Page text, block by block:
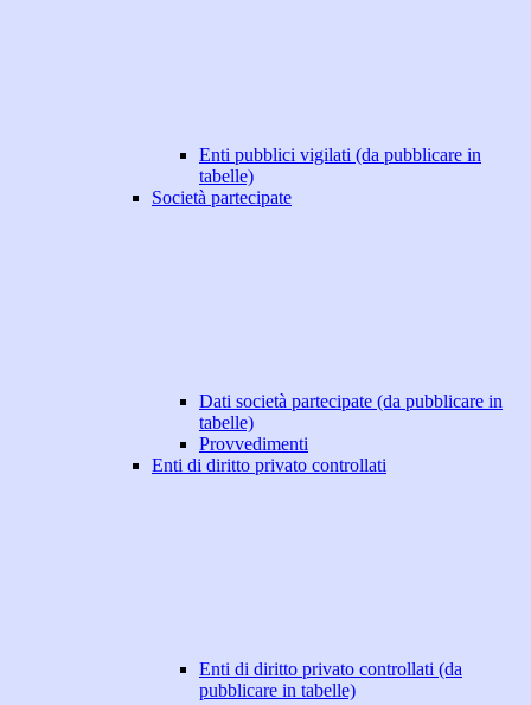
Enti pubblici vigilati (da pubblicare in
tabelle)
Società partecipate
Dati società partecipate (da pubblicare in
tabelle)
Provvedimenti
Enti di diritto privato controllati
Enti di diritto privato controllati (da
pubblicare in tabelle)